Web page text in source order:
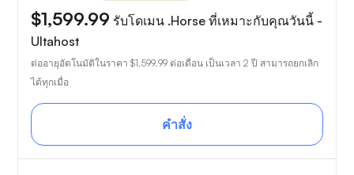
$1,599.99 รับโดเมน .Horse ที่เหมาะกับคุณวันนี้ -
Ultahost
ต่ออายุอัตโนมัติในราคา $1,599.99 ต่อเดือน เป็นเวลา 2 ปี สามารถยกเลิก
ได้ทุกเมื่อ
คำสั่ง